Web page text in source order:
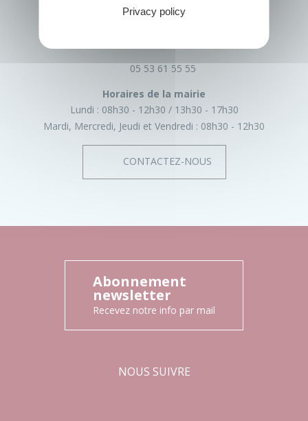
1 Place du Groupe Loiseau
05 53 61 55 55
Horaires de la mairie
Lundi : 08h30 - 12h30
13h30 - 17h30
Mardi, Mercredi, Jeudi et Vendredi : 08h30 - 12h30
CONTACTEZ-NOUS
Abonnement
newsletter
Recevez notre info par mail
NOUS SUIVRE
Privacy policy